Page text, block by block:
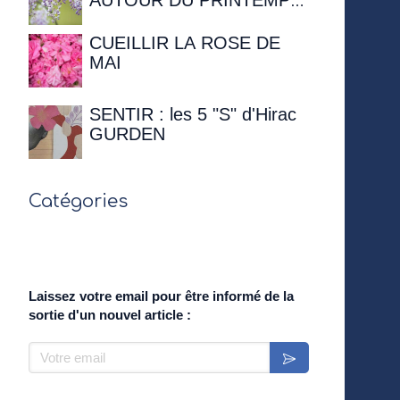
Maison de Chateaubriand
CUEILLIR LA ROSE DE
MAI
SENTIR : les 5 "S" d'Hirac
GURDEN
Catégories
Laissez votre email pour être informé de la
sortie d'un nouvel article :
Votre email